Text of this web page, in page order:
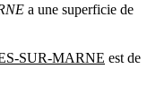
a une superficie de
SUR-MARNE est de